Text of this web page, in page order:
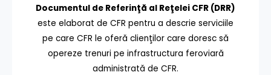
Documentul de Referinţă al Reţelei CFR (DRR)
este elaborat de CFR pentru a descrie serviciile
pe care CFR le oferă clienţilor care doresc să
opereze trenuri pe infrastructura feroviară
administrată de CFR.